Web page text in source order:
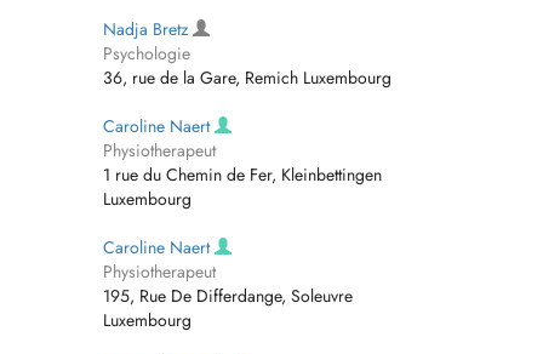
Nadja Bretz
Psychologie
36, rue de la Gare, Remich Luxembourg
Caroline Naert
Physiotherapeut
1 rue du Chemin de Fer, Kleinbettingen
Luxembourg
Caroline Naert
Physiotherapeut
195, Rue De Differdange, Soleuvre
Luxembourg